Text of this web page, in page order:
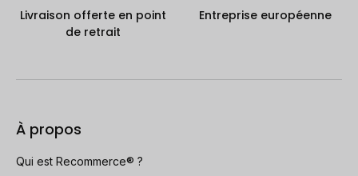
IMEI
Livraison offerte en point
de retrait
Entreprise européenne
À propos
Qui est Recommerce® ?